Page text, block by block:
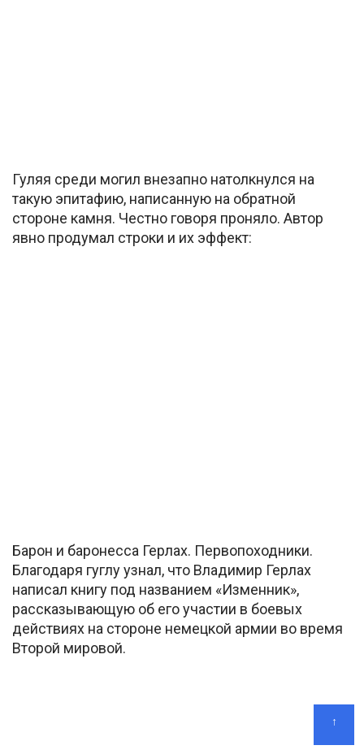
Гуляя среди могил внезапно натолкнулся на
такую эпитафию, написанную на обратной
стороне камня. Честно говоря проняло. Автор
явно продумал строки и их эффект:
Барон и баронесса Герлах. Первопоходники.
Благодаря гуглу узнал, что Владимир Герлах
написал книгу под названием «Изменник»,
рассказывающую об его участии в боевых
действиях на стороне немецкой армии во время
Второй мировой.
↑